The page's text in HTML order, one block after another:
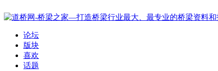
论坛
版块
喜欢
话题